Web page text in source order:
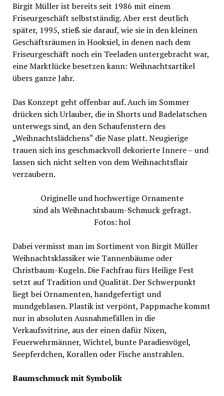
Birgit Müller ist bereits seit 1986 mit einem
Friseurgeschäft selbstständig. Aber erst deutlich
später, 1995, stieß sie darauf, wie sie in den kleinen
Geschäftsräumen in Hooksiel, in denen nach dem
Friseurgeschäft noch ein Teeladen untergebracht war,
eine Marktlücke besetzen kann: Weihnachtsartikel
übers ganze Jahr.
Das Konzept geht offenbar auf. Auch im Sommer
drücken sich Urlauber, die in Shorts und Badelatschen
unterwegs sind, an den Schaufenstern des
„Weihnachtslädchens“ die Nase platt. Neugierige
trauen sich ins geschmackvoll dekorierte Innere – und
lassen sich nicht selten von dem Weihnachtsflair
verzaubern.
Originelle und hochwertige Ornamente
sind als Weihnachtsbaum-Schmuck gefragt.
Fotos: hol
Dabei vermisst man im Sortiment von Birgit Müller
Weihnachtsklassiker wie Tannenbäume oder
Christbaum-Kugeln. Die Fachfrau fürs Heilige Fest
setzt auf Tradition und Qualität. Der Schwerpunkt
liegt bei Ornamenten, handgefertigt und
mundgeblasen. Plastik ist verpönt, Pappmache kommt
nur in absoluten Ausnahmefällen in die
Verkaufsvitrine, aus der einen dafür Nixen,
Feuerwehrmänner, Wichtel, bunte Paradiesvögel,
Seepferdchen, Korallen oder Fische anstrahlen.
Baumschmuck mit Symbolik